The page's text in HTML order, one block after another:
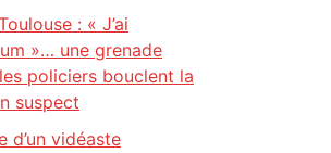
: « J’ai
»… une grenade
policiers bouclent la
suspect
d’un vidéaste